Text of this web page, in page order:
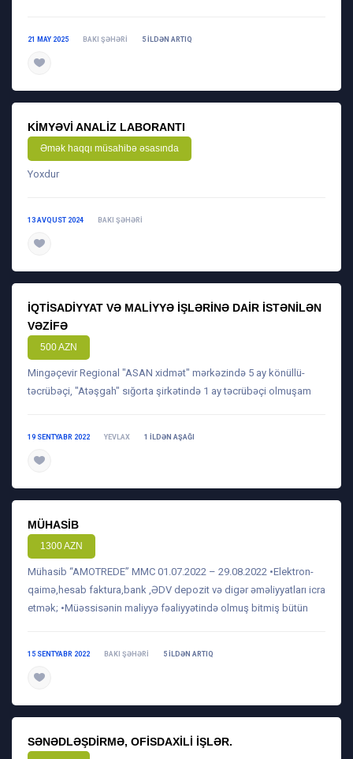
21 MAY 2025 BAKI ŞƏHƏRI 5 ILDƏN ARTIQ
KIMYƏVI ANALIZ LABORANTI
Əmək haqqı müsahibə əsasında
Yoxdur
13 AVQUST 2024 BAKI ŞƏHƏRI
İQTISADIYYAT VƏ MALIYYƏ IŞLƏRINƏ DAIR ISTƏNILƏN
VƏZIFƏ
500 AZN
Mingəçevir Regional "ASAN xidmət" mərkəzində 5 ay könüllü-
təcrübəçi, "Atəşgah" sığorta şirkətində 1 ay təcrübəçi olmuşam
19 SENTYABR 2022 YEVLAX 1 ILDƏN AŞAĞI
MÜHASIB
1300 AZN
Mühasib “AMOTREDE” MMC 01.07.2022 – 29.08.2022 •Elektron-
qaimə,hesab faktura,bank ,ƏDV depozit və digər əməliyyatları icra
etmək; •Müəssisənin maliyyə fəaliyyətində olmuş bitmiş bütün
15 SENTYABR 2022 BAKI ŞƏHƏRI 5 ILDƏN ARTIQ
SƏNƏDLƏŞDIRMƏ, OFISDAXILI IŞLƏR.